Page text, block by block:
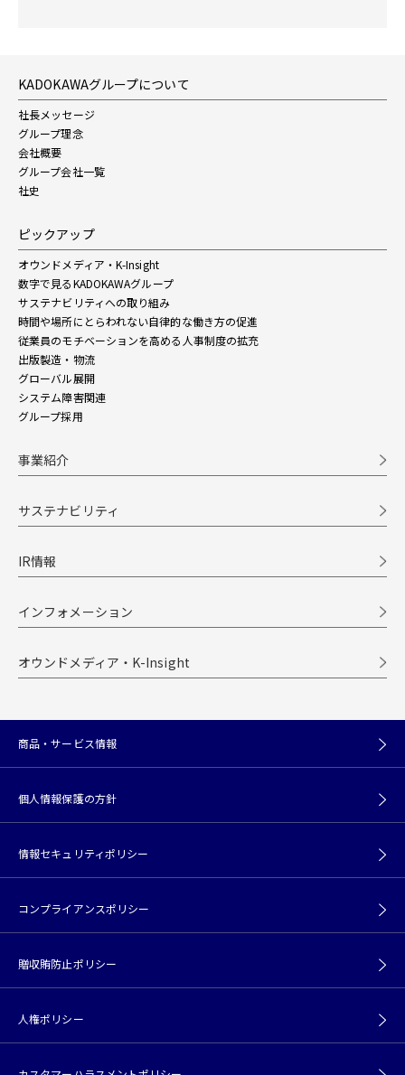
KADOKAWAグループについて
社長メッセージ
グループ理念
会社概要
グループ会社一覧
社史
ピックアップ
オウンドメディア・K-Insight
数字で見るKADOKAWAグループ
サステナビリティへの取り組み
時間や場所にとらわれない自律的な働き方の促進
従業員のモチベーションを高める人事制度の拡充
出版製造・物流
グローバル展開
システム障害関連
グループ採用
事業紹介
サステナビリティ
IR情報
インフォメーション
オウンドメディア・K-Insight
商品・サービス情報
個人情報保護の方針
情報セキュリティポリシー
コンプライアンスポリシー
贈収賄防止ポリシー
人権ポリシー